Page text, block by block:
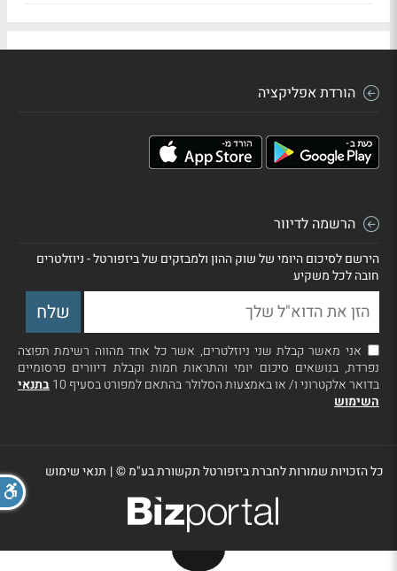
הורדת אפליקציה
הרשמה לדיוור
הירשם לסיכום היומי של שוק ההון ולמבזקים של ביזפורטל - ניוזלטרים
חובה לכל משקיע
אני מאשר קבלת שני ניוזלטרים, אשר כל אחד מהווה רשימת תפוצה
נפרדת, בנושאים סיכום יומי והתראות חמות וקבלת דיוורים פרסומיים
בדואר אלקטרוני ו/ או באמצעות הסלולר בהתאם למפורט בסעיף 10
בתנאי
השימוש
כל הזכויות שמורות לחברת ביזפורטל תקשורת בע"מ ©| תנאי שימוש